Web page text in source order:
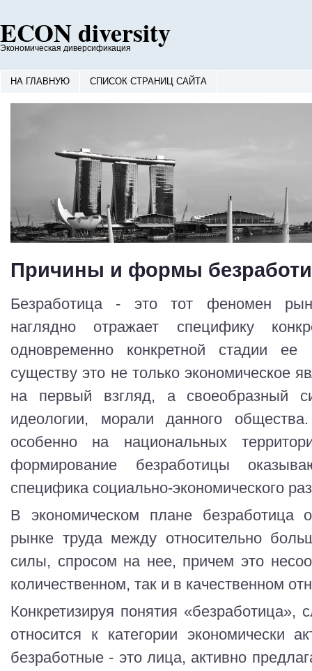
ECON diversity
Экономическая диверсификация
НА ГЛАВНУЮ СПИСОК СТРАНИЦ САЙТА
Причины и формы
Безработица - это тот феномен
наглядно отражает специфику
одновременно конкретной стадии
существу это не только экономическое
на первый взгляд, а своеобразный
идеологии, морали данного
особенно на национальных
формирование безработицы
специфика социально-экономического
В экономическом плане безработица
рынке труда между относительно
силы, спросом на нее, причем это
количественном, так и в качественном
Конкретизируя понятия «безработица»,
относится к категории экономически
безработные - это лица, активно